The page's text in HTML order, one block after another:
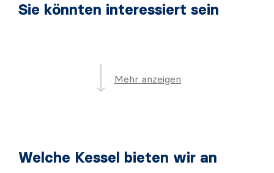
Sie könnten interessiert sein
Mehr anzeigen
Welche Kessel bieten wir an